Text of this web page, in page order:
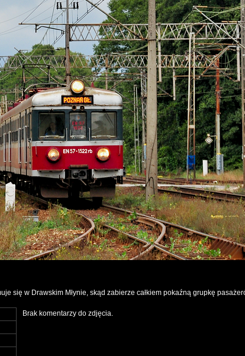
się w Drawskim Młynie, skąd zabierze całkiem pokaźną grupkę
Brak komentarzy do zdjęcia.